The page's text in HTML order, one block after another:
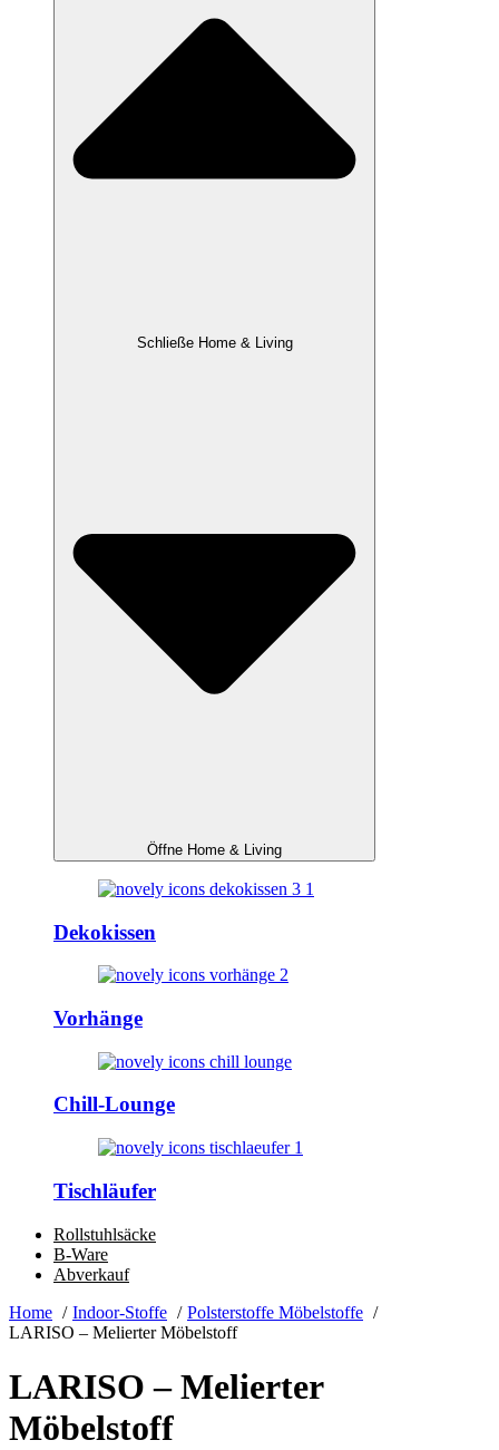
Schließe Home & Living
Öffne Home & Living
Dekokissen
Vorhänge
Chill-Lounge
Tischläufer
Rollstuhlsäcke
B-Ware
Abverkauf
Home
Indoor-Stoffe
Polsterstoffe Möbelstoffe
LARISO – Melierter Möbelstoff
LARISO – Melierter
Möbelstoff